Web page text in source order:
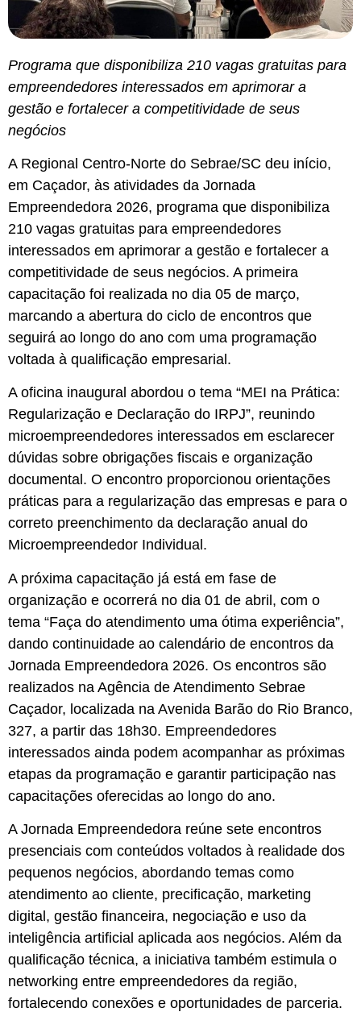
Programa que disponibiliza 210 vagas gratuitas para
empreendedores interessados em aprimorar a
gestão e fortalecer a competitividade de seus
negócios
A Regional Centro-Norte do Sebrae/SC deu início,
em Caçador, às atividades da Jornada
Empreendedora 2026, programa que disponibiliza
210 vagas gratuitas para empreendedores
interessados em aprimorar a gestão e fortalecer a
competitividade de seus negócios. A primeira
capacitação foi realizada no dia 05 de março,
marcando a abertura do ciclo de encontros que
seguirá ao longo do ano com uma programação
voltada à qualificação empresarial.
A oficina inaugural abordou o tema “MEI na Prática:
Regularização e Declaração do IRPJ”, reunindo
microempreendedores interessados em esclarecer
dúvidas sobre obrigações fiscais e organização
documental. O encontro proporcionou orientações
práticas para a regularização das empresas e para o
correto preenchimento da declaração anual do
Microempreendedor Individual.
A próxima capacitação já está em fase de
organização e ocorrerá no dia 01 de abril, com o
tema “Faça do atendimento uma ótima experiência”,
dando continuidade ao calendário de encontros da
Jornada Empreendedora 2026. Os encontros são
realizados na Agência de Atendimento Sebrae
Caçador, localizada na Avenida Barão do Rio Branco,
327, a partir das 18h30. Empreendedores
interessados ainda podem acompanhar as próximas
etapas da programação e garantir participação nas
capacitações oferecidas ao longo do ano.
A Jornada Empreendedora reúne sete encontros
presenciais com conteúdos voltados à realidade dos
pequenos negócios, abordando temas como
atendimento ao cliente, precificação, marketing
digital, gestão financeira, negociação e uso da
inteligência artificial aplicada aos negócios. Além da
qualificação técnica, a iniciativa também estimula o
networking entre empreendedores da região,
fortalecendo conexões e oportunidades de parceria.